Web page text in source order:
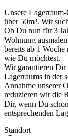
Unsere
über 50m³. Wir
Ob Du nun für 3
Wohnung
bereits ab 1
wie Du möchtest.
Wir garantieren Dir
Lagerraums in der
Annahme unserer
reduzieren wir die
Dir, wenn Du
entsprechenden
Standort